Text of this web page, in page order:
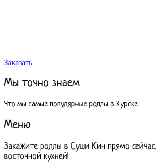
Заказать
Мы точно знаем
Что мы самые популярные роллы в Курске
Меню
Закажите роллы в Суши Кин прямо
восточной кухней!